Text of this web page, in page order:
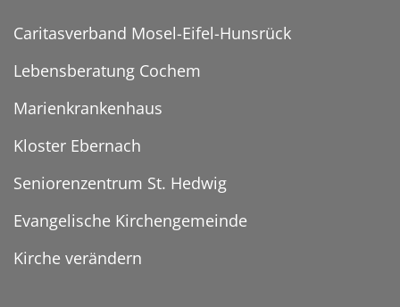
Caritasverband Mosel-Eifel-Hunsrück
Lebensberatung Cochem
Marienkrankenhaus
Kloster Ebernach
Seniorenzentrum St. Hedwig
Evangelische Kirchengemeinde
Kirche verändern